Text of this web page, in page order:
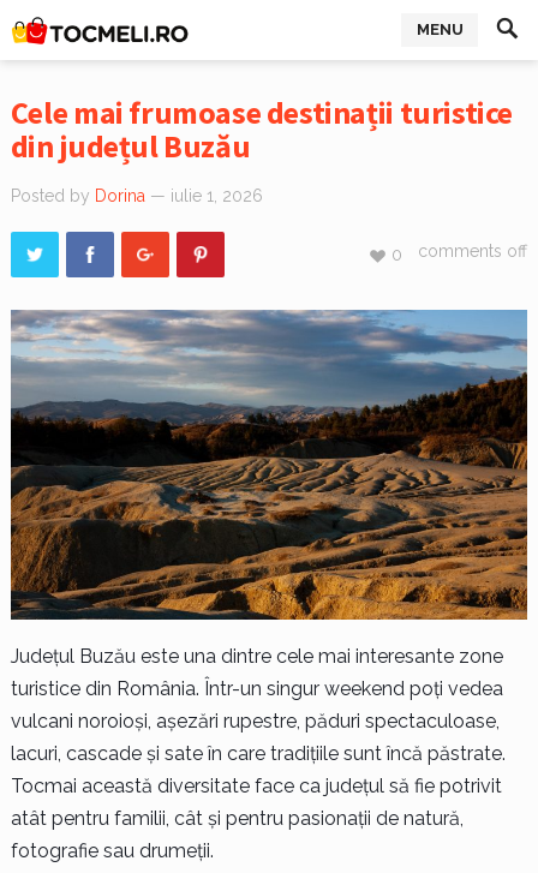
MENU
Cele mai frumoase destinații turistice
din județul Buzău
Posted by Dorina — iulie 1, 2026
comments off
0
Județul Buzău este una dintre cele mai interesante zone
turistice din România. Într-un singur weekend poți vedea
vulcani noroioși, așezări rupestre, păduri spectaculoase,
lacuri, cascade și sate în care tradițiile sunt încă păstrate.
Tocmai această diversitate face ca județul să fie potrivit
atât pentru familii, cât și pentru pasionații de natură,
fotografie sau drumeții.